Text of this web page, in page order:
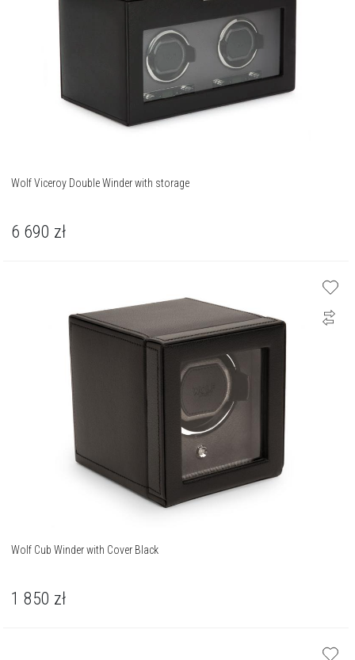
Wolf Viceroy Double Winder with storage
6 690 zł
Wolf Cub Winder with Cover Black
1 850 zł